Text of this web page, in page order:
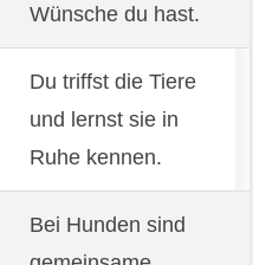
Wünsche du hast.
Du triffst die Tiere
und lernst sie in
Ruhe kennen.
Bei Hunden sind